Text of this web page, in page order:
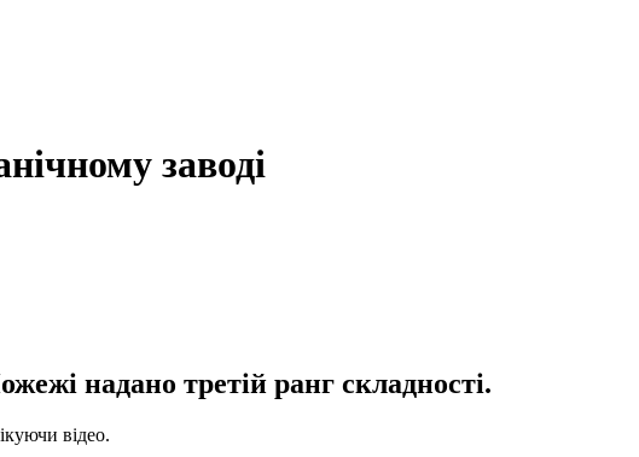
заводі
надано третій ранг складності.
відео.